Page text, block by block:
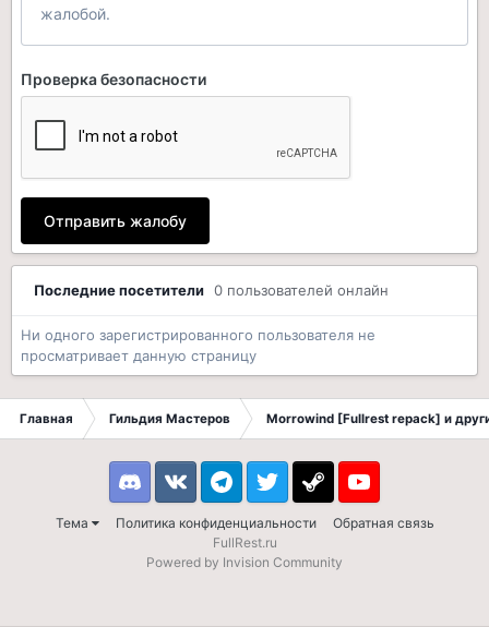
жалобой.
Проверка безопасности
Отправить жалобу
Последние посетители 0 пользователей онлайн
Ни одного зарегистрированного пользователя не
просматривает данную страницу
Главная Гильдия Мастеров Morrowind [Fullrest repack] и
Тема Политика конфиденциальности Обратная связь
DiscordVK TelegramTwitter Steam Youtube
FullRest.ru
Powered by Invision Community